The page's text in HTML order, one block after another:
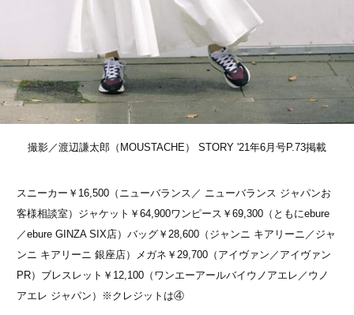
撮影／渡辺謙太郎（MOUSTACHE） STORY '21年6月号P.73掲載
スニーカー￥16,500（ニューバランス／ ニューバランス ジャパンお
客様相談室）ジャケット￥64,900ワンピース￥69,300（ともにebure
／ebure GINZA SIX店）バッグ￥28,600（ジャンニ キアリーニ／ジャ
ンニ キアリーニ 銀座店）メガネ￥29,700（アイヴァン／アイヴァン
PR）ブレスレット￥12,100（ワンエーアールバイウノアエレ／ウノ
アエレ ジャパン）※クレジットは④